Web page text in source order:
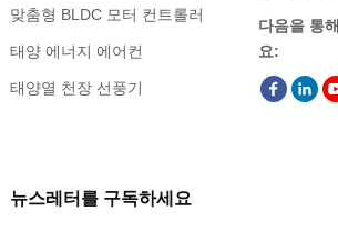
맞춤형 BLDC 모터 컨트롤러
태양 에너지 에어컨
태양열 천장 선풍기
다음을 통
요:
뉴스레터를 구독하세요